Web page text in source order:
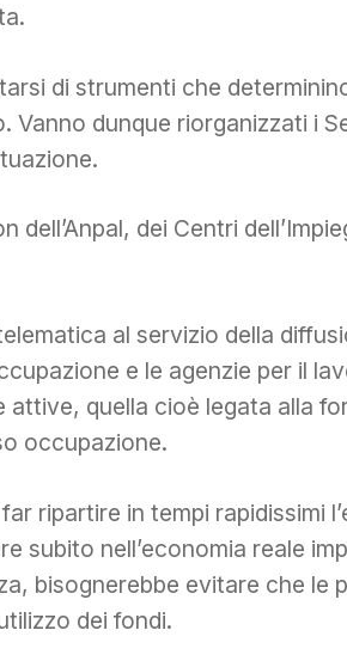
di strumenti che
dunque riorganizzati i
dei Centri
al servizio della
e le agenzie per il
attive, quella cioè legata alla
occupazione.
ripartire in tempi rapidissimi
subito nell’economia reale
bisognerebbe evitare che le
dei fondi.